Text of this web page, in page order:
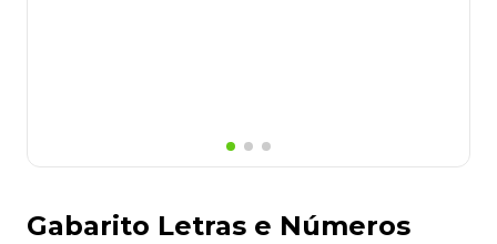
Gabarito Letras e Números